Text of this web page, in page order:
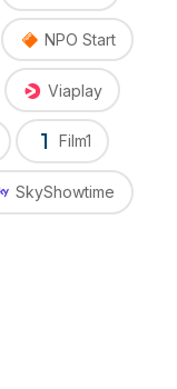
NPO Start
Viaplay
Film1
SkyShowtime